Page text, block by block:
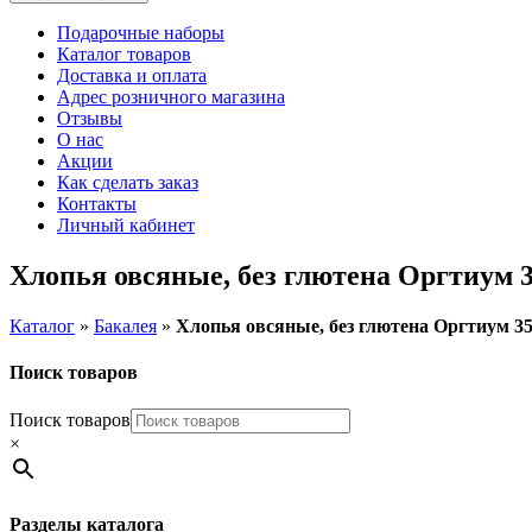
Подарочные наборы
Каталог товаров
Доставка и оплата
Адрес розничного магазина
Отзывы
О нас
Акции
Как сделать заказ
Контакты
Личный кабинет
Хлопья овсяные, без глютена Оргтиум
Каталог » Бакалея » Хлопья овсяные, без глютена Оргтиум
Поиск товаров
Поиск товаров
×
Разделы каталога